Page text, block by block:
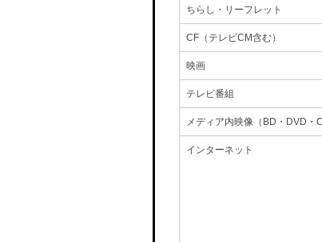
ちらし・リーフレット
CF（テレビCM含む）
映画
テレビ番組
メディア内映像（BD・DVD・
インターネット